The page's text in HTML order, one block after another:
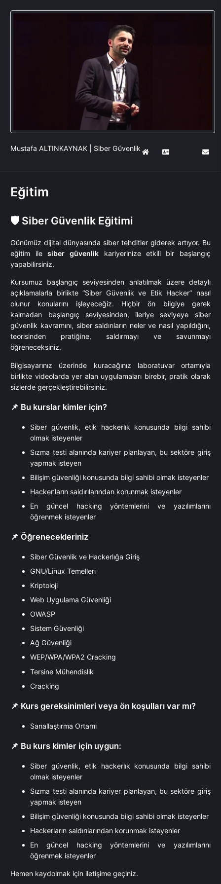
Mustafa ALTINKAYNAK | Siber Güvenlik
Eğitim
🛡️ Siber Güvenlik Eğitimi
Günümüz dijital dünyasında siber tehditler giderek artıyor. Bu
eğitim ile siber güvenlik kariyerinize etkili bir başlangıç
yapabilirsiniz.
Kursumuz başlangıç seviyesinden anlatılmak üzere detaylı
açıklamalarla birlikte “Siber Güvenlik ve Etik Hacker” nasıl
olunur konularını işleyeceğiz. Hiçbir ön bilgiye gerek
kalmadan başlangıç seviyesinden, ileriye seviyeye siber
güvenlik kavramını, siber saldırıların neler ve nasıl yapıldığını,
teorisinden pratiğine, saldırmayı ve savunmayı
öğreneceksiniz.
Bilgisayarınız üzerinde kuracağınız laboratuvar ortamıyla
birlikte videolarda yer alan uygulamaları birebir, pratik olarak
sizlerde gerçekleştirebilirsiniz.
📌 Bu kurslar kimler için?
Siber güvenlik, etik hackerlık konusunda bilgi sahibi
olmak isteyenler
Sızma testi alanında kariyer planlayan, bu sektöre giriş
yapmak isteyen
Bilişim güvenliği konusunda bilgi sahibi olmak isteyenler
Hacker’ların saldırılarından korunmak isteyenler
En güncel hacking yöntemlerini ve yazılımlarını
öğrenmek isteyenler
📌 Öğrenecekleriniz
Siber Güvenlik ve Hackerlığa Giriş
GNU/Linux Temelleri
Kriptoloji
Web Uygulama Güvenliği
OWASP
Sistem Güvenliği
Ağ Güvenliği
WEP/WPA/WPA2 Cracking
Tersine Mühendislik
Cracking
📌 Kurs gereksinimleri veya ön koşulları var mı?
Sanallaştırma Ortamı
📌 Bu kurs kimler için uygun:
Siber güvenlik, etik hackerlık konusunda bilgi sahibi
olmak isteyenler
Sızma testi alanında kariyer planlayan, bu sektöre giriş
yapmak isteyen
Bilişim güvenliği konusunda bilgi sahibi olmak isteyenler
Hackerların saldırılarından korunmak isteyenler
En güncel hacking yöntemlerini ve yazılımlarını
öğrenmek isteyenler
Hemen kaydolmak için iletişime geçiniz.